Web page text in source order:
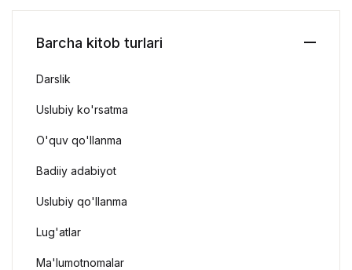
Barcha kitob turlari
Darslik
Uslubiy ko'rsatma
O'quv qo'llanma
Badiiy adabiyot
Uslubiy qo'llanma
Lug'atlar
Ma'lumotnomalar